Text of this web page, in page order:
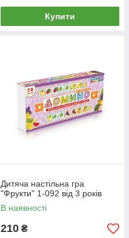
Купити
Дитяча настільна гра
"Фрукти" 1-092 від 3 років
В наявності
210 ₴